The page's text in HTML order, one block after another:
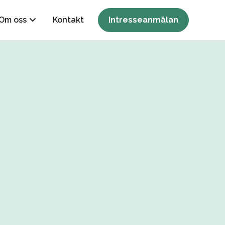
oss Kontakt Intresseanmälan